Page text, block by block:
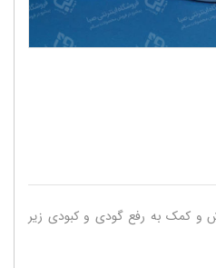
و کمک به رفع گودی و کبودی زیر